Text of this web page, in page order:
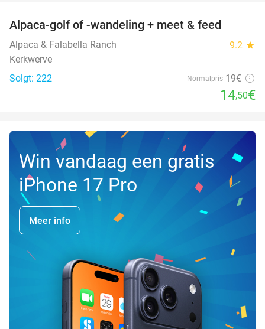
Alpaca-golf of -wandeling + meet & feed
Alpaca & Falabella Ranch 9.2 star
Kerkwerve
Solgt: 222
Normalpris 19€
14,50€
Win vandaag een gratis
iPhone 17 Pro
Meer info